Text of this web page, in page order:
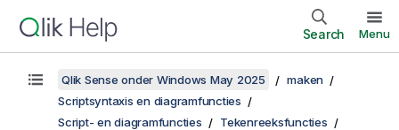
Search Menu
Qlik Sense onder Windows May 2025
maken
Scriptsyntaxis en diagramfuncties
Script- en diagramfuncties
Tekenreeksfuncties